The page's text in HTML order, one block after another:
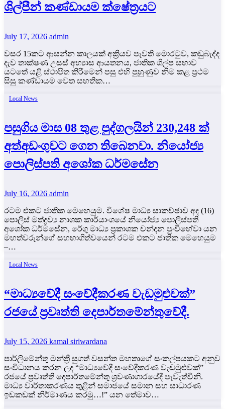
ශිල්පීන් කණ්ඩායම ක්ෂේත්‍රයට
July 17, 2026 admin
වසර 15කට ආසන්න කාලයක් අක්‍රියව පැවති මොරටුව, කඩුබැද්ද
දැව තාක්ෂණ උසස් අභ්‍යාස ආයතනය, ජාතික ශිල්ප සභාව
යටතේ යළි ස්ථාපිත කිරීමෙන් පසු එහි පුහුණුව නිම කළ ප්‍රථම
සිසු කණ්ඩායම වෙත සහතික…
Local News
පසුගිය මාස 08 තුළ පුද්ගලයින් 230,248 ක්
අත්අඩංගුවට ගෙන තිබෙනවා. නියෝජ්‍ය
පොලිස්පති අශෝක ධර්මසේන
July 16, 2026 admin
රටම එකට ජාතික මෙහෙයුම. විශේෂ මාධ්‍ය සාකච්ඡාව අද (16)
පොලිස් මත්ද්‍රව්‍ය නාශක කාර්යාංශයේ නියෝජ්‍ය පොලිස්පති
අශෝක ධර්මසේන, රේගු මාධ්‍ය ප්‍රකාශක චන්දන පුංචිහේවා යන
මහත්වරුන්ගේ සහභාගිත්වයෙන් රටම එකට ජාතික මෙහෙයුම
–…
Local News
“මාධ්‍යවේදී සංවේදීකරණ වැඩමුළුවක්”
රජයේ ප්‍රවෘත්ති දෙපාර්තමේන්තුවේදී.
July 15, 2026 kamal siriwardana
පාර්ලිමේන්තු මන්ත්‍රී සුගත් වසන්ත මහතාගේ සංකල්පයකට අනුව
සංවිධානය කරන ලද “මාධ්‍යවේදී සංවේදීකරණ වැඩමුළුවක්”
රජයේ ප්‍රවෘත්ති දෙපාර්තමේන්තු ශ්‍රවණාගාරයේදී පැවැත්විනි.
මාධ්‍ය වාර්තාකරණය තුළින් සමාජයේ සමාන සහ සාධාරණ
ඉඩකඩක් නිර්මාණය කරමු…!” යන තේමාව…